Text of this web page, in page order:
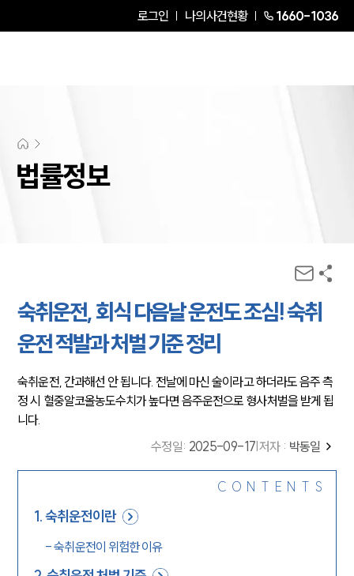
로그인 나의사건현황 1660-1036
법률정보
숙취운전, 회식 다음날 운전도 조심! 숙취
운전 적발과 처벌 기준 정리
숙취운전, 간과해선 안 됩니다. 전날에 마신 술이라고 하더라도 음주 측
정 시 혈중알코올농도수치가 높다면 음주운전으로 형사처벌을 받게 됩
니다.
수정일: 2025-09-17 저자 : 박동일
CONTENTS
1.숙취운전이란
-숙취운전이 위험한 이유